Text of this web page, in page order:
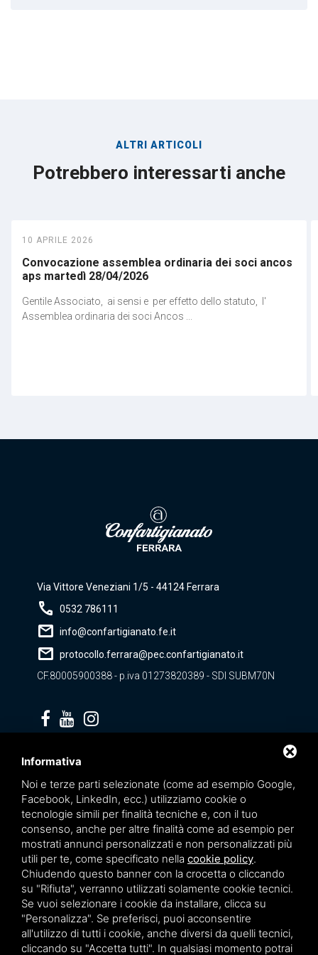
ALTRI ARTICOLI
Potrebbero interessarti anche
10 APRILE 2026
Convocazione assemblea ordinaria dei soci ancos
aps martedì 28/04/2026
Gentile Associato, ai sensi e per effetto dello statuto, l'
Assemblea ordinaria dei soci Ancos ...
Via Vittore Veneziani 1/5 - 44124 Ferrara
call 0532 786111
mail info@confartigianato.fe.it
mail protocollo.ferrara@pec.confartigianato.it
CF.80005900388 - p.iva 01273820389 - SDI SUBM70N
Questo sito è protetto da Google reCAPTCHA v3,Privacy Policy
Terms of Service
di Google.
Informativa
Noi e terze parti selezionate (come ad esempio Google,
Facebook, LinkedIn, ecc.) utilizziamo cookie o
tecnologie simili per finalità tecniche e, con il tuo
consenso, anche per altre finalità come ad esempio per
mostrati annunci personalizzati e non personalizzati più
utili per te, come specificato nella cookie policy.
Chiudendo questo banner con la crocetta o cliccando
su "Rifiuta", verranno utilizzati solamente cookie tecnici.
Se vuoi selezionare i cookie da installare, clicca su
"Personalizza". Se preferisci, puoi acconsentire
all'utilizzo di tutti i cookie, anche diversi da quelli tecnici,
cliccando su "Accetta tutti". In qualsiasi momento potrai